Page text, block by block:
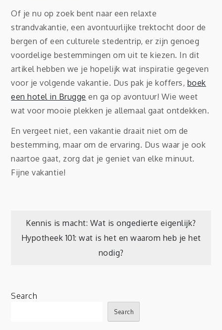
Of je nu op zoek bent naar een relaxte
strandvakantie, een avontuurlijke trektocht door de
bergen of een culturele stedentrip, er zijn genoeg
voordelige bestemmingen om uit te kiezen. In dit
artikel hebben we je hopelijk wat inspiratie gegeven
voor je volgende vakantie. Dus pak je koffers, boek
een hotel in Brugge en ga op avontuur! Wie weet
wat voor mooie plekken je allemaal gaat ontdekken.
En vergeet niet, een vakantie draait niet om de
bestemming, maar om de ervaring. Dus waar je ook
naartoe gaat, zorg dat je geniet van elke minuut.
Fijne vakantie!
Post
navigation
Kennis is macht: Wat is ongedierte eigenlijk?
Hypotheek 101: wat is het en waarom heb je het
nodig?
Search
Search